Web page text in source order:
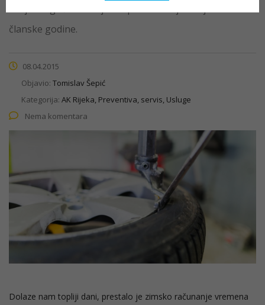
članske godine.
08.04.2015
Objavio: Tomislav Šepić
Kategorija: AK Rijeka, Preventiva, servis, Usluge
Nema komentara
Dolaze nam topliji dani, prestalo je zimsko računanje vremena